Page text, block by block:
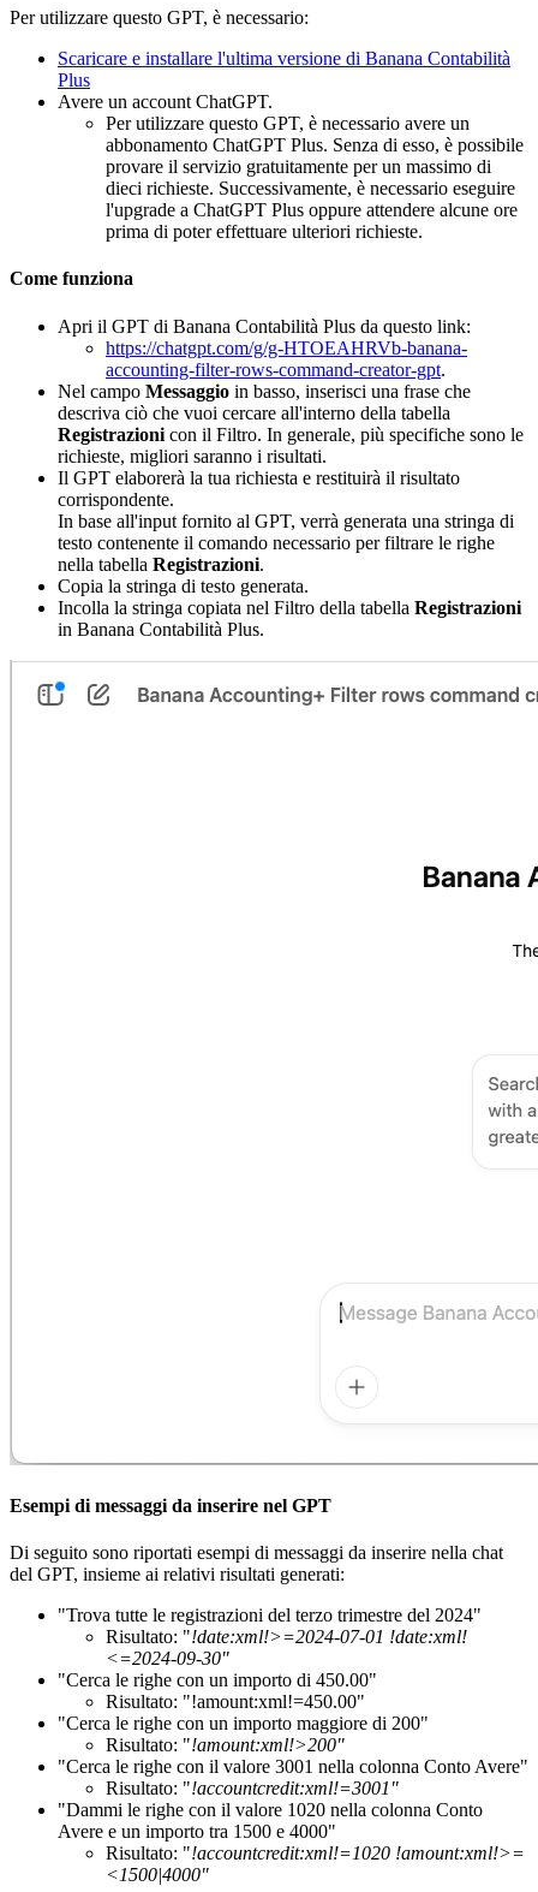
Per utilizzare questo GPT, è necessario:
Scaricare e installare l'ultima versione di Banana Contabilità
Plus
Avere un account ChatGPT.
Per utilizzare questo GPT, è necessario avere un
abbonamento ChatGPT Plus. Senza di esso, è possibile
provare il servizio gratuitamente per un massimo di
dieci richieste. Successivamente, è necessario eseguire
l'upgrade a ChatGPT Plus oppure attendere alcune ore
prima di poter effettuare ulteriori richieste.
Come funziona
Apri il GPT di Banana Contabilità Plus da questo link:
https://chatgpt.com/g/g-HTOEAHRVb-banana-
accounting-filter-rows-command-creator-gpt.
Nel campo Messaggio in basso, inserisci una frase che
descriva ciò che vuoi cercare all'interno della tabella
Registrazioni con il Filtro. In generale, più specifiche sono le
richieste, migliori saranno i risultati.
Il GPT elaborerà la tua richiesta e restituirà il risultato
corrispondente.
In base all'input fornito al GPT, verrà generata una stringa di
testo contenente il comando necessario per filtrare le righe
nella tabella Registrazioni.
Copia la stringa di testo generata.
Incolla la stringa copiata nel Filtro della tabella Registrazioni
in Banana Contabilità Plus.
Esempi di messaggi da inserire nel GPT
Di seguito sono riportati esempi di messaggi da inserire nella chat
del GPT, insieme ai relativi risultati generati:
"Trova tutte le registrazioni del terzo trimestre del 2024"
Risultato: "!date:xml!>=2024-07-01 !date:xml!
<=2024-09-30"
"Cerca le righe con un importo di 450.00"
Risultato: "!amount:xml!=450.00"
"Cerca le righe con un importo maggiore di 200"
Risultato: "!amount:xml!>200"
"Cerca le righe con il valore 3001 nella colonna Conto Avere"
Risultato: "!accountcredit:xml!=3001"
"Dammi le righe con il valore 1020 nella colonna Conto
Avere e un importo tra 1500 e 4000"
Risultato: "!accountcredit:xml!=1020 !amount:xml!>=
<1500|4000"